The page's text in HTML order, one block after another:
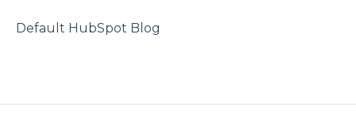
Default HubSpot Blog